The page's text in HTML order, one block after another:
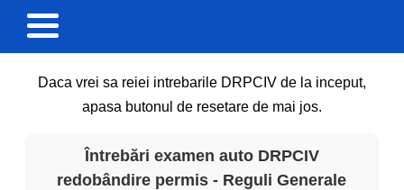
Daca vrei sa reiei intrebarile DRPCIV de la inceput,
apasa butonul de resetare de mai jos.
Întrebări examen auto DRPCIV
redobândire permis - Reguli Generale